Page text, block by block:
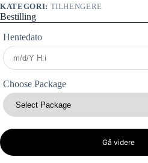
KATEGORI: TILHENGERE
Bestilling
Hentedato
Choose Package
Gå videre